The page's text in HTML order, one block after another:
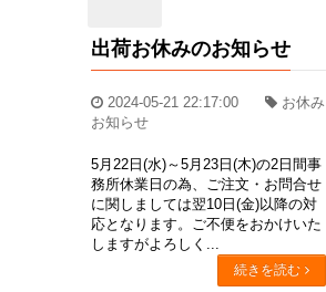
出荷お休みのお知らせ
2024-05-21 22:17:00
お休み
お知らせ
5月22日(水)～5月23日(木)の2日間事
務所休業日の為、ご注文・お問合せ
に関しましては翌10日(金)以降の対
応となります。ご不便をおかけいた
しますがよろしく...
続きを読む